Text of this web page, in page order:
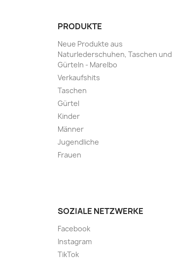
PRODUKTE
Neue Produkte aus
Naturlederschuhen, Taschen und
Gürteln - Marelbo
Verkaufshits
Taschen
Gürtel
Kinder
Männer
Jugendliche
Frauen
SOZIALE NETZWERKE
Facebook
Instagram
TikTok